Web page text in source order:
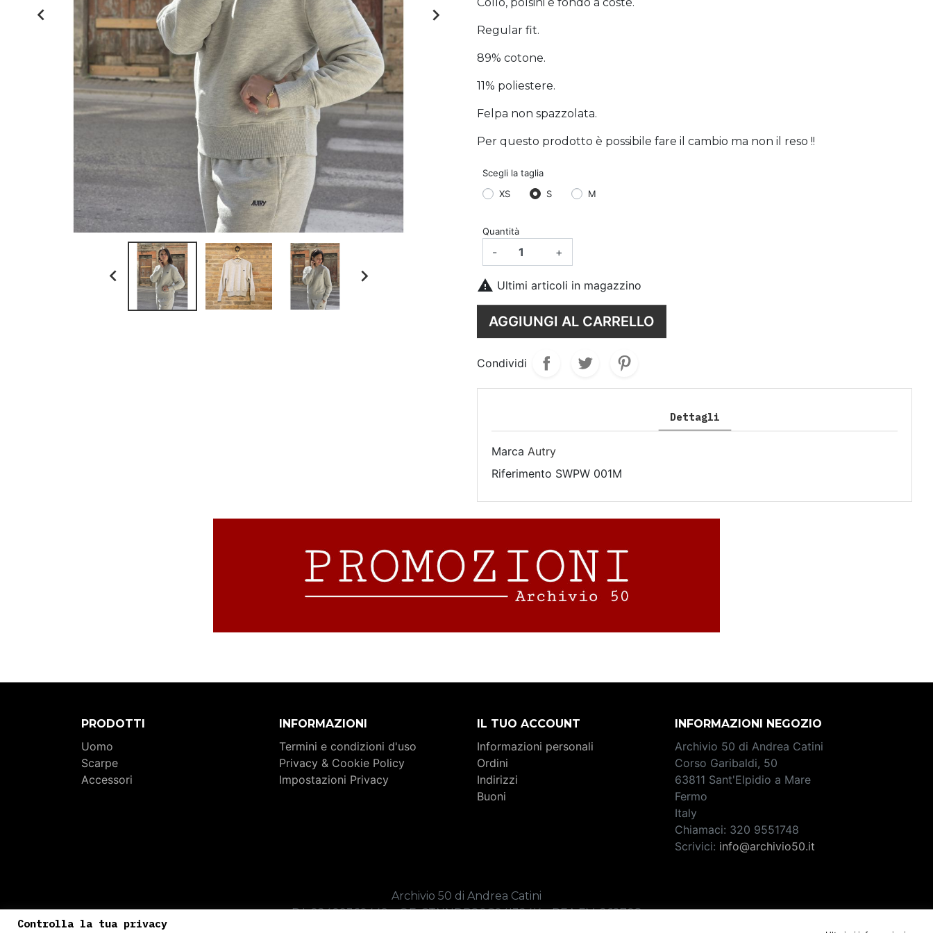
kamakura shirts
la paz
ll bean
myths
no brand
paraboot
resolute japan
scaglione
schott n.y.
sunray sportswear
tela genova
 
 
Regular fit.
89% cotone.
11% poliestere.
Felpa non spazzolata.
Per questo prodotto è possibile fare il cambio ma non il reso !!
Scegli la taglia
XS
S M
Quantità
- +
 Ultimi articoli in magazzino
AGGIUNGI AL CARRELLO
Condividi
Dettagli
Marca Autry
Riferimento SWPW 001M
PRODOTTI
Uomo
Scarpe
Accessori
INFORMAZIONI
Termini e condizioni d'uso
Privacy & Cookie Policy
Impostazioni Privacy
IL TUO ACCOUNT
Informazioni personali
Ordini
Indirizzi
Buoni
INFORMAZIONI NEGOZIO
Archivio 50 di Andrea Catini
Corso Garibaldi, 50
63811 Sant'Elpidio a Mare
Fermo
Italy
Chiamaci: 320 9551748
Scrivici: info@archivio50.it
Archivio 50 di Andrea Catini
P.I. 02409360449 _ C.F. CTNNDR80C04I324K _ REA FM-262708
Controlla la tua privacy